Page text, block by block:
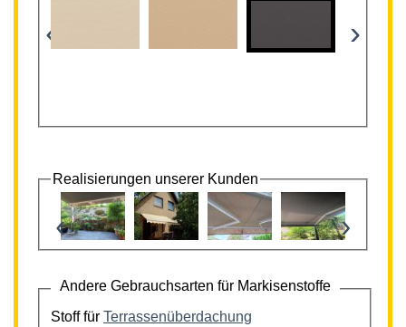
‹ ›
Realisierungen unserer Kunden
‹ ›
Andere Gebrauchsarten für Markisenstoffe
Stoff für Terrassenüberdachung